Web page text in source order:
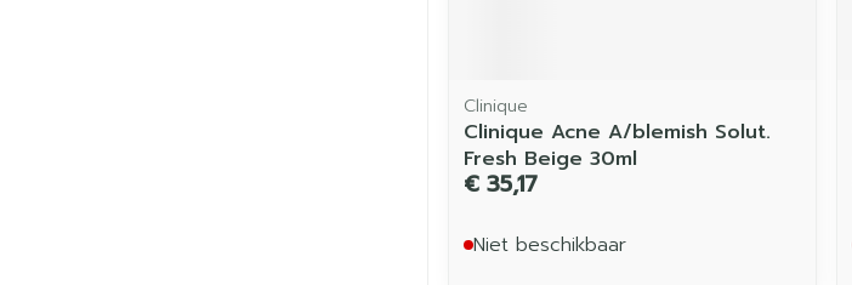
Clinique
Clinique Acne A/blemish Solut.
Fresh Beige 30ml
€ 35,17
Niet beschikbaar